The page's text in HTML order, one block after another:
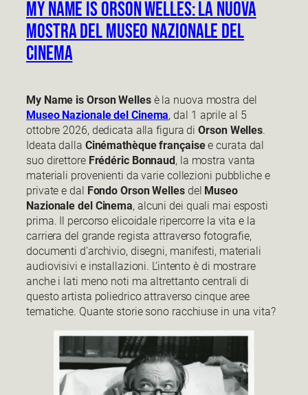
My Name is Orson Welles: la nuova
mostra del Museo Nazionale del
Cinema
My Name is Orson Wellesè la nuova mostra del
Museo Nazionale del Cinema, dal 1 aprile al 5
ottobre 2026, dedicata alla figura diOrson Welles.
Ideata dalla Cinémathèque françaisee curata dal
suo direttore Frédéric Bonnaud, la mostra vanta
materiali provenienti da varie collezioni pubbliche e
private e dal Fondo Orson Wellesdel Museo
Nazionale del Cinema, alcuni dei quali mai esposti
prima. Il percorso elicoidale ripercorre la vita e la
carriera del grande regista attraverso fotografie,
documenti d’archivio, disegni, manifesti, materiali
audiovisivi e installazioni. L’intento è di mostrare
anche i lati meno noti ma altrettanto centrali di
questo artista poliedrico attraverso cinque aree
tematiche. Quante storie sono racchiuse in una vita?